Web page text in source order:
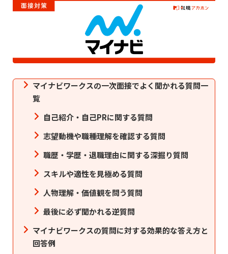
マイナビワークスの一次面接でよく聞かれる質問一
覧
自己紹介・自己PRに関する質問
志望動機や職種理解を確認する質問
職歴・学歴・退職理由に関する深掘り質問
スキルや適性を見極める質問
人物理解・価値観を問う質問
最後に必ず聞かれる逆質問
マイナビワークスの質問に対する効果的な答え方と
回答例